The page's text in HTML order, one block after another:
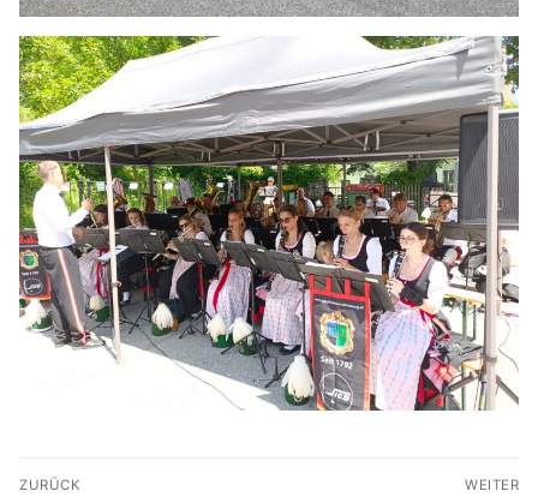
Beitragsnavigation
ZURÜCK WEITER